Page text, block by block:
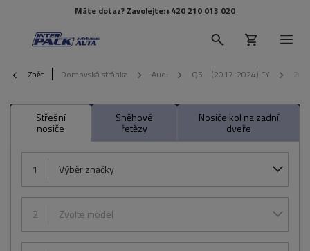
Máte dotaz? Zavolejte:+420 210 013 020
Zpět Domovská stránka Audi Q5 II (2017-2024) FY
Střešní
nosiče
Sněhové
řetězy
Nosiče kol na zadní
dveře
1 Výběr značky
2 Zvolte model